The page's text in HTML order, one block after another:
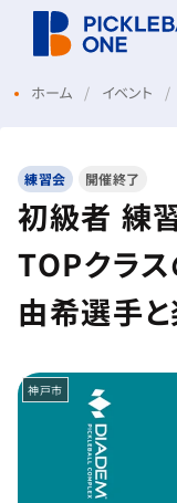
ホーム イベント
練習会 開催終了
初級者 練
TOPクラ
由希選手と
神戸市